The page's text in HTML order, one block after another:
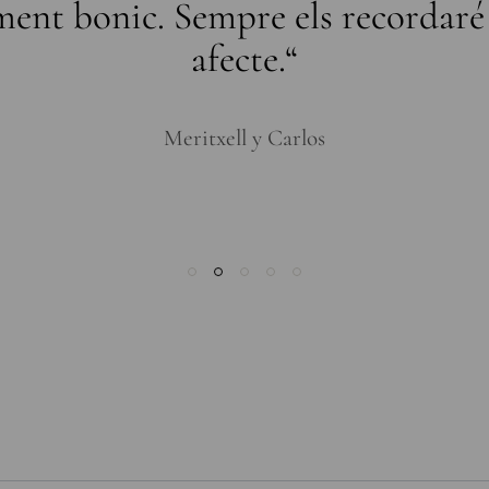
bonic. Sempre els
afecte.“
Meritxell y Carlos